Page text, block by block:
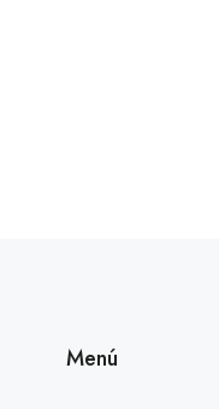
Menú